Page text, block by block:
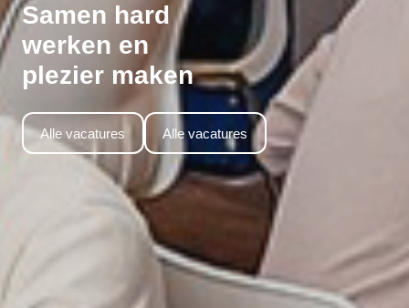
Samen hard
werken en
plezier maken
Alle vacatures Alle vacatures